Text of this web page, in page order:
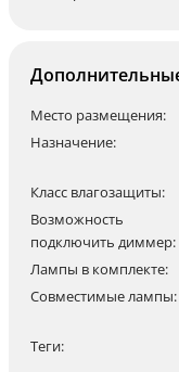
Место размещения:
Назначение:
Класс влагозащиты:
Возможность
подключить диммер:
Лампы в комплекте:
Совместимые лампы:
Теги: